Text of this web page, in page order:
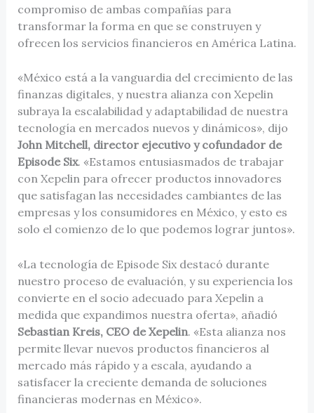
compromiso de ambas compañías para
transformar la forma en que se construyen y
ofrecen los servicios financieros en América Latina.
«México está a la vanguardia del crecimiento de las
finanzas digitales, y nuestra alianza con Xepelin
subraya la escalabilidad y adaptabilidad de nuestra
tecnología en mercados nuevos y dinámicos», dijo
John Mitchell, director ejecutivo y cofundador de
Episode Six. «Estamos entusiasmados de trabajar
con Xepelin para ofrecer productos innovadores
que satisfagan las necesidades cambiantes de las
empresas y los consumidores en México, y esto es
solo el comienzo de lo que podemos lograr juntos».
«La tecnología de Episode Six destacó durante
nuestro proceso de evaluación, y su experiencia los
convierte en el socio adecuado para Xepelin a
medida que expandimos nuestra oferta», añadió
Sebastian Kreis, CEO de Xepelin. «Esta alianza nos
permite llevar nuevos productos financieros al
mercado más rápido y a escala, ayudando a
satisfacer la creciente demanda de soluciones
financieras modernas en México».